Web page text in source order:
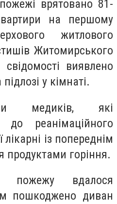
пожежі врятовано 81-
на першому
житлового
Житомирського
виявлено
у кімнаті.
медиків, які
до реанімаційного
лікарні із попереднім
продуктами горіння.
вдалося
пошкоджено диван